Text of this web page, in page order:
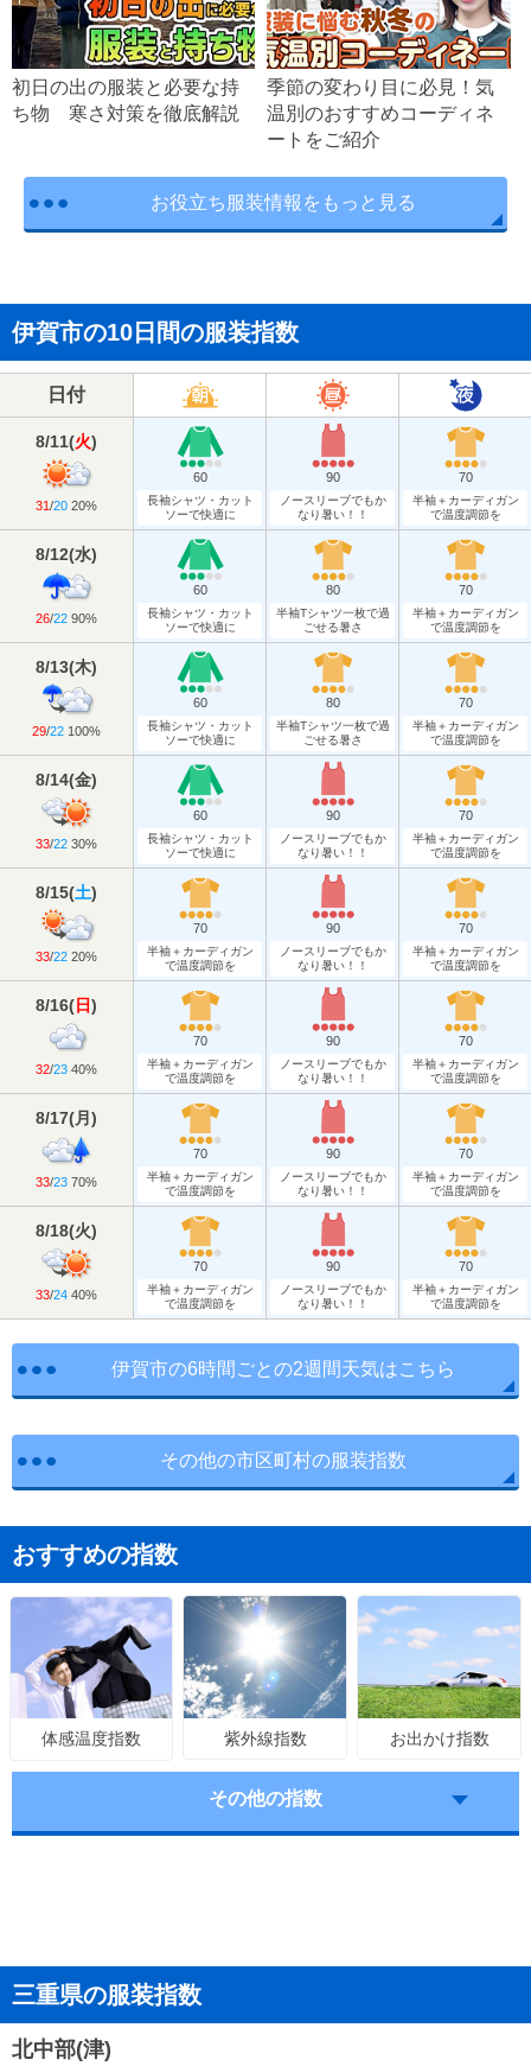
初日の出の服装と必要な持
ち物 寒さ対策を徹底解説
季節の変わり目に必見！気
温別のおすすめコーディネ
ートをご紹介
お役立ち服装情報をもっと見る
伊賀市の10日間の服装指数
日付
8/11(火)
31/20 20%
60
長袖シャツ・カット
ソーで快適に
90
ノースリーブでもか
なり暑い！！
70
半袖＋カーディガン
で温度調節を
8/12(水)
26/22 90%
60
長袖シャツ・カット
ソーで快適に
80
半袖Tシャツ一枚で過
ごせる暑さ
70
半袖＋カーディガン
で温度調節を
8/13(木)
29/22 100%
60
長袖シャツ・カット
ソーで快適に
80
半袖Tシャツ一枚で過
ごせる暑さ
70
半袖＋カーディガン
で温度調節を
8/14(金)
33/22 30%
60
長袖シャツ・カット
ソーで快適に
90
ノースリーブでもか
なり暑い！！
70
半袖＋カーディガン
で温度調節を
8/15(土)
33/22 20%
70
半袖＋カーディガン
で温度調節を
90
ノースリーブでもか
なり暑い！！
70
半袖＋カーディガン
で温度調節を
8/16(日)
32/23 40%
70
半袖＋カーディガン
で温度調節を
90
ノースリーブでもか
なり暑い！！
70
半袖＋カーディガン
で温度調節を
8/17(月 )
33/23 70%
70
半袖＋カーディガン
で温度調節を
90
ノースリーブでもか
なり暑い！！
70
半袖＋カーディガン
で温度調節を
8/18(火)
33/24 40%
70
半袖＋カーディガン
で温度調節を
90
ノースリーブでもか
なり暑い！！
70
半袖＋カーディガン
で温度調節を
伊賀市の6時間ごとの2週間天気はこちら
その他の市区町村の服装指数
おすすめの指数
体感温度指数 紫外線指数 お出かけ指数
その他の指数
三重県の服装指数
北中部(津)